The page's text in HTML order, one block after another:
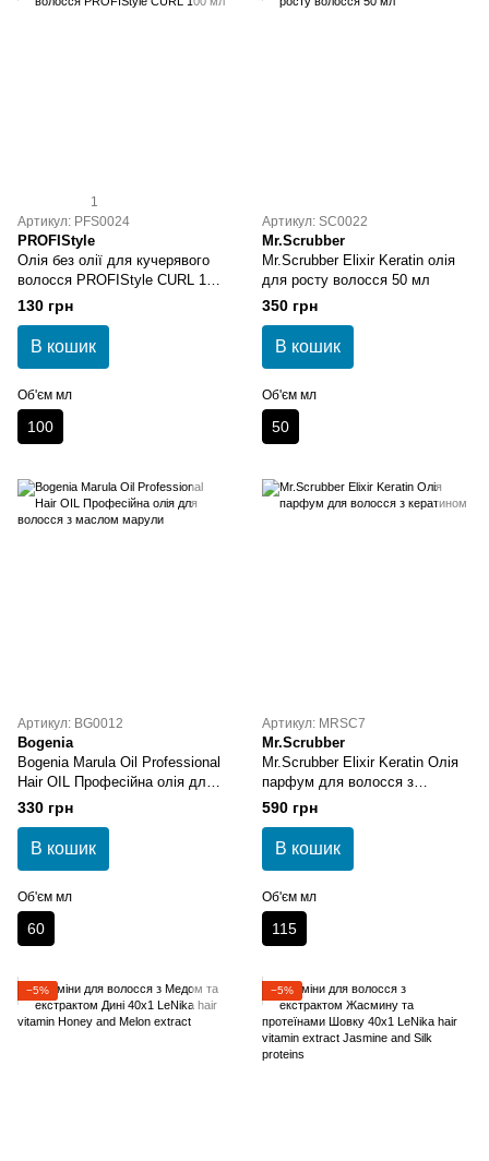
1
Артикул: PFS0024
PROFIStyle
Олія без олії для кучерявого
волосся PROFIStyle CURL 100
мл
130 грн
В кошик
Об'єм мл
100
Артикул: SC0022
Mr.Scrubber
Mr.Scrubber Elixir Keratin олія
для росту волосся 50 мл
350 грн
В кошик
Об'єм мл
50
Артикул: BG0012
Bogenia
Bogenia Marula Oil Professional
Hair OIL Професійна олія для
волосся з маслом марули
330 грн
В кошик
Об'єм мл
60
Артикул: MRSC7
Mr.Scrubber
Mr.Scrubber Elixir Keratin Олія
парфум для волосся з
кератином
590 грн
В кошик
Об'єм мл
115
−5% −5%